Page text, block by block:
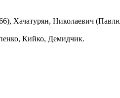
Хачатурян, Николаевич
Кийко, Демидчик.